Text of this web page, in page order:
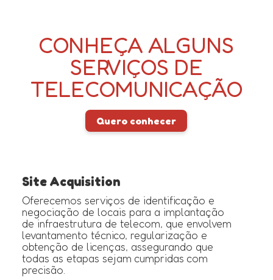
CONHEÇA ALGUNS
SERVIÇOS DE
TELECOMUNICAÇÃO
Quero conhecer
Site Acquisition
Oferecemos serviços de identificação e
negociação de locais para a implantação
de infraestrutura de telecom, que envolvem
levantamento técnico, regularização e
obtenção de licenças, assegurando que
todas as etapas sejam cumpridas com
precisão.